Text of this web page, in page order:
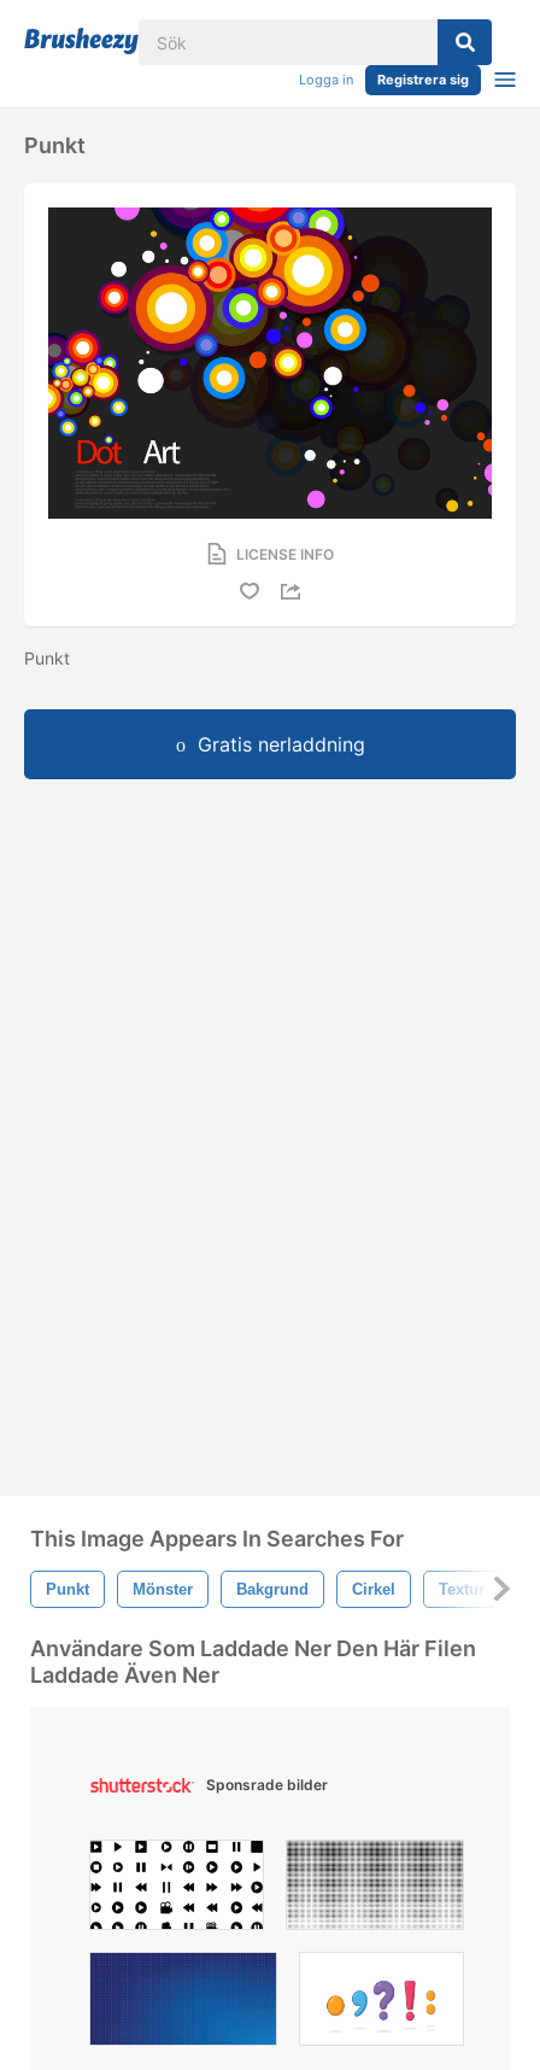
Logga in Registrera sig
Punkt
LICENSE INFO
Punkt
Gratis nerladdning
This Image Appears In Searches For
Punkt Mönster Bakgrund Cirkel Textur
Användare Som Laddade Ner Den Här Filen
Laddade Även Ner
Sponsrade bilder